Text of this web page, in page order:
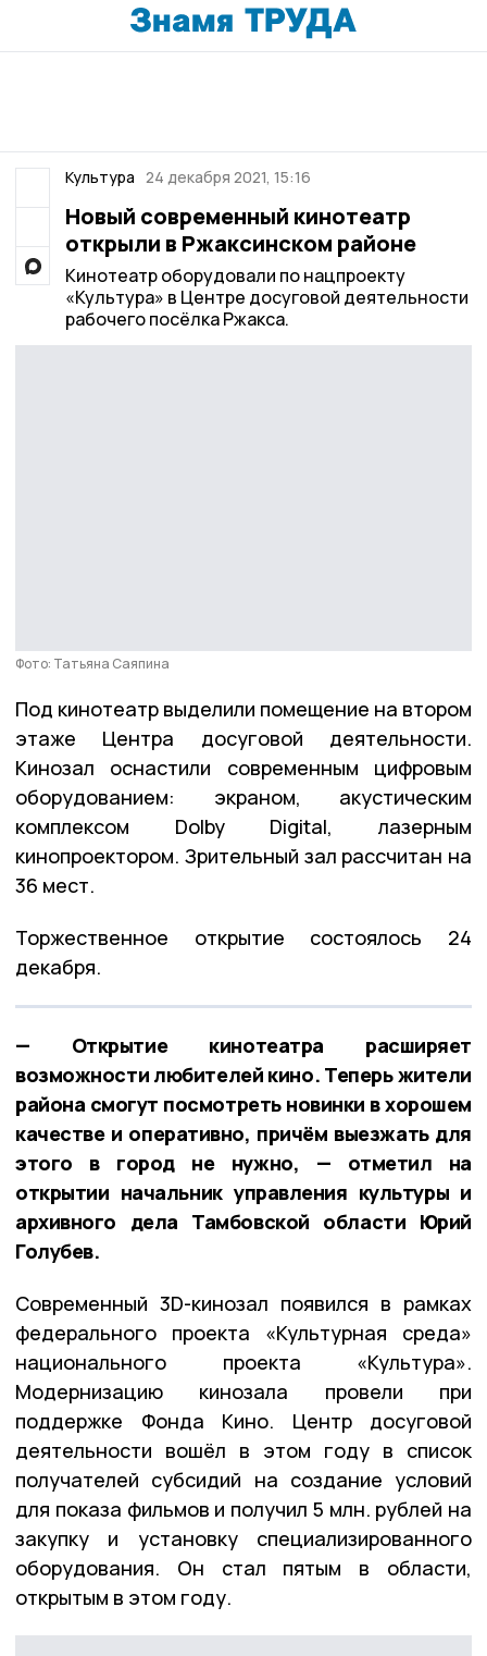
Культура 24 декабря 2021, 15:16
Новый современный кинотеатр
открыли в Ржаксинском районе
Кинотеатр оборудовали по нацпроекту
«Культура» в Центре досуговой деятельности
рабочего посёлка Ржакса.
Фото: Татьяна Саяпина
Под кинотеатр выделили помещение на втором
этаже Центра досуговой деятельности.
Кинозал оснастили современным цифровым
оборудованием: экраном, акустическим
комплексом Dolby Digital, лазерным
кинопроектором. Зрительный зал рассчитан на
36 мест.
Торжественное открытие состоялось 24
декабря.
— Открытие кинотеатра расширяет
возможности любителей кино. Теперь жители
района смогут посмотреть новинки в хорошем
качестве и оперативно, причём выезжать для
этого в город не нужно, — отметил на
открытии начальник управления культуры и
архивного дела Тамбовской области Юрий
Голубев.
Современный 3D-кинозал появился в рамках
федерального проекта «Культурная среда»
национального проекта «Культура».
Модернизацию кинозала провели при
поддержке Фонда Кино. Центр досуговой
деятельности вошёл в этом году в список
получателей субсидий на создание условий
для показа фильмов и получил 5 млн. рублей на
закупку и установку специализированного
оборудования. Он стал пятым в области,
открытым в этом году.